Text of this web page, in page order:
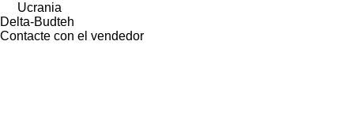
Ucrania
Delta-Budteh
Contacte con el vendedor